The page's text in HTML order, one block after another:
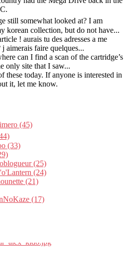
.
still somewhat looked at? I am
korean collection, but do not have...
! aurais tu des adresses a me
j aimerais faire quelques...
can I find a scan of the cartridge’s
only site that I saw...
these today. If anyone is interested in
it, let me know.
(45)
(33)
(25)
(24)
(21)
(17)